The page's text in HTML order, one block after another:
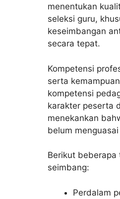
menentukan
seleksi guru,
keseimbangan
secara tepat.
Kompetensi
serta
kompetensi
karakter peserta
menekankan
belum
Berikut beberapa
seimbang:
Perdalam